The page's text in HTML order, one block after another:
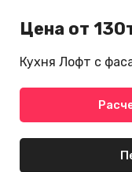
Цена от
Кухня Лофт с